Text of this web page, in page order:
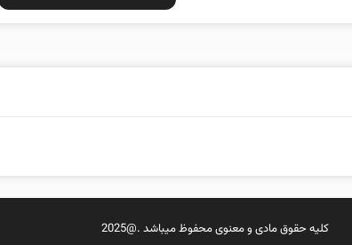
کلیه حقوق مادی و معنوی محفوظ میباشد .@2025